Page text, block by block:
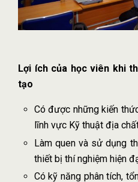
Lợi ích của học viên khi
tạo
Có được những kiến
lĩnh vực Kỹ thuật địa
Làm quen và sử dụng
thiết bị thí nghiệm hiện
Có kỹ năng phân tích,